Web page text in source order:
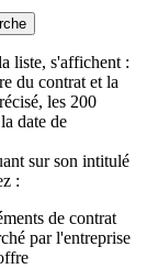
liste, s'affichent :
du contrat et la
les 200
date de
sur son intitulé
:
de contrat
par l'entreprise